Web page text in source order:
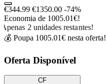
€344.99 €1350.00 -74%
Economia de 1005.01€!
Apenas 2 unidades restantes!
💰 Poupa 1005.01€ nesta oferta!
Oferta Disponível
CF